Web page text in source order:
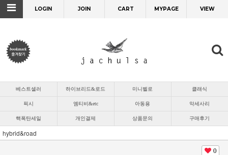
LOGIN JOIN CART MYPAGE VIEW
베스트셀러 하이브리드&로드 미니벨로 클래식
픽시 엠티비&etc 아동용 악세사리
핵폭탄세일 개인결제 상품문의 구매후기
hybrid&road
0